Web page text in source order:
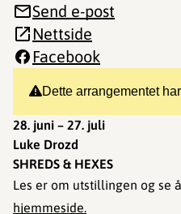
Dette arrangementet
28. juni – 27. juli
Luke Drozd
SHREDS & HEXES
Les er om utstillingen og se
hjemmeside.
Send e-post
Nettside
Facebook